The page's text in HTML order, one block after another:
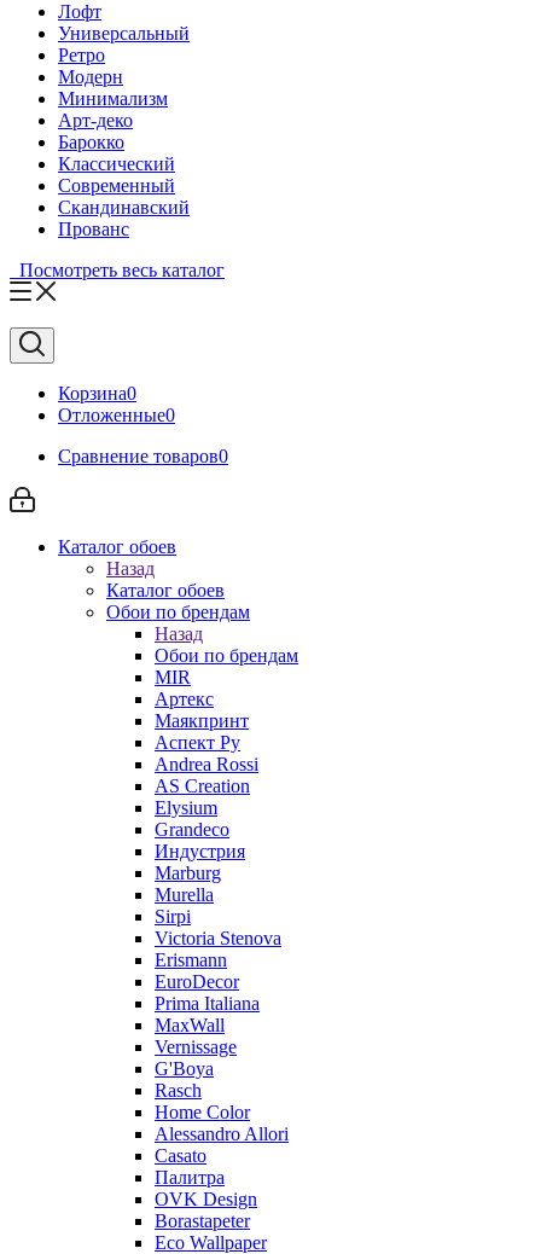
Лофт
Универсальный
Ретро
Модерн
Минимализм
Арт-деко
Барокко
Классический
Современный
Скандинавский
Прованс
Посмотреть весь каталог
Корзина0
Отложенные0
Сравнение товаров0
Каталог обоев
Назад
Каталог обоев
Обои по брендам
Назад
Обои по брендам
MIR
Артекс
Маякпринт
Аспект Ру
Andrea Rossi
AS Creation
Elysium
Grandeco
Индустрия
Marburg
Murella
Sirpi
Victoria Stenova
Erismann
EuroDecor
Prima Italiana
MaxWall
Vernissage
G'Boya
Rasch
Home Color
Alessandro Allori
Casato
Палитра
OVK Design
Borastapeter
Eco Wallpaper